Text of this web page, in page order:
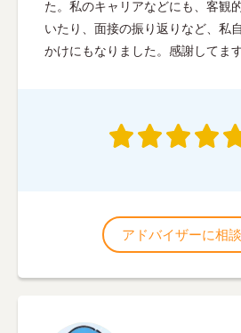
た。私のキャリアなどにも、客観
いたり、面接の振り返りなど、私
かけにもなりました。感謝してます
アドバイザーに相